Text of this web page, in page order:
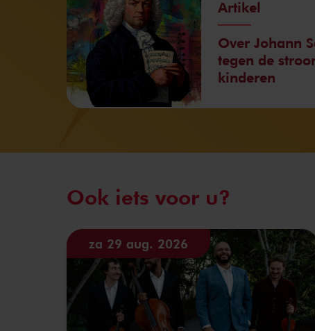
Artikel
Over Johann
tegen de
kinderen
Ook iets voor u?
za 29 aug. 2026